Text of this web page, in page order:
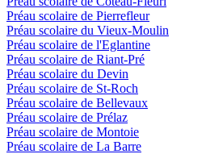
Préau scolaire de Pierrefleur
Préau scolaire du Vieux-Moulin
Préau scolaire de l'Eglantine
Préau scolaire de Riant-Pré
Préau scolaire du Devin
Préau scolaire de St-Roch
Préau scolaire de Bellevaux
Préau scolaire de Prélaz
Préau scolaire de Montoie
Préau scolaire de La Barre